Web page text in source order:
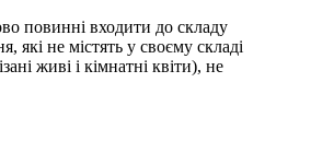
повинні входити до складу
які не містять у своєму складі
живі і кімнатні квіти), не
прийняті підлягають анулюванню
якщо замовлення було оплачено). В
замовлень, які не містять у